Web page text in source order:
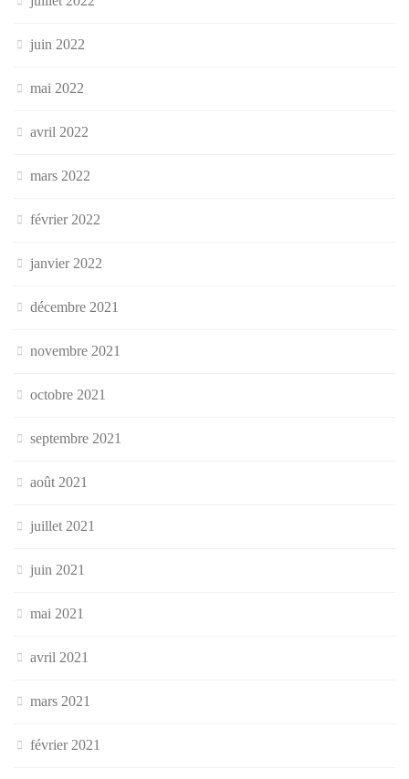
juin 2022
mai 2022
avril 2022
mars 2022
février 2022
janvier 2022
décembre 2021
novembre 2021
octobre 2021
septembre 2021
août 2021
juillet 2021
juin 2021
mai 2021
avril 2021
mars 2021
février 2021